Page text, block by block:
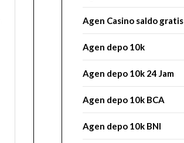
Agen Casino saldo gratis
Agen depo 10k
Agen depo 10k 24 Jam
Agen depo 10k BCA
Agen depo 10k BNI